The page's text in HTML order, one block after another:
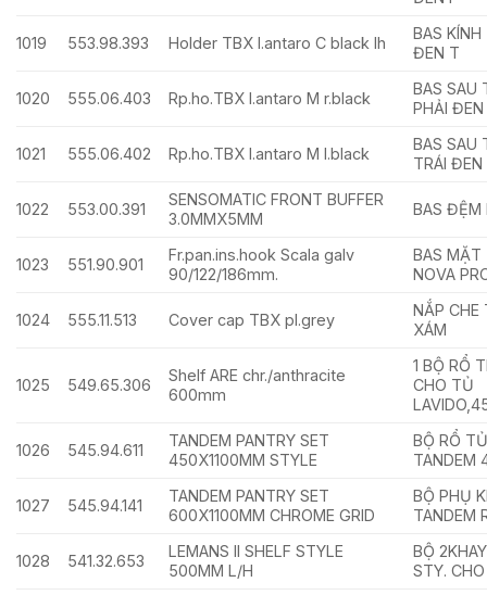
1019 553.98.393 Holder TBX I.antaro C black lh
BAS
ĐEN T
1020 555.06.403 Rp.ho.TBX I.antaro M r.black
BAS SAU
PHẢI ĐEN
1021 555.06.402 Rp.ho.TBX I.antaro M l.black
BAS SAU
TRÁI ĐEN
1022 553.00.391
SENSOMATIC FRONT BUFFER
3.0MMX5MM
BAS ĐỆM
1023 551.90.901
Fr.pan.ins.hook Scala galv
90/122/186mm.
BAS MẶT
NOVA
1024 555.11.513 Cover cap TBX pl.grey
NẮP CHE
XÁM
1025 549.65.306
Shelf ARE chr./anthracite
600mm
1 BỘ RỔ
CHO TỦ
1026 545.94.611
TANDEM PANTRY SET
450X1100MM STYLE
BỘ RỔ
TANDEM
1027 545.94.141
TANDEM PANTRY SET
600X1100MM CHROME GRID
BỘ PHỤ
TANDEM
1028 541.32.653
LEMANS II SHELF STYLE
500MM L/H
BỘ
STY.